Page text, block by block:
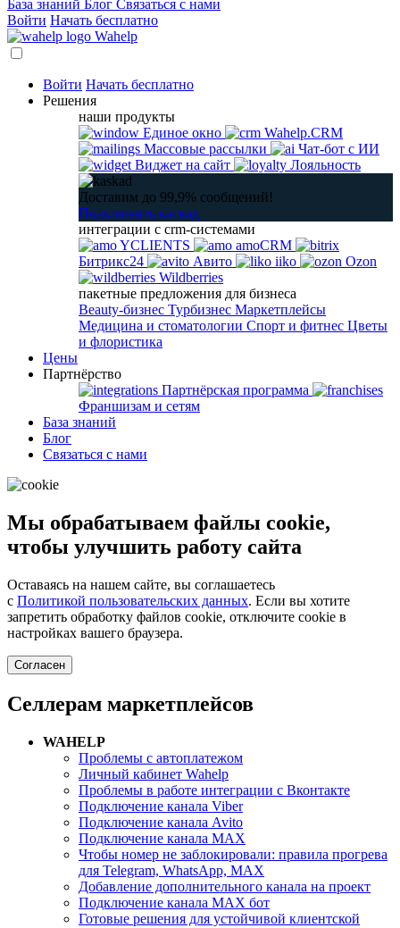
База знаний Блог Связаться с нами
Войти Начать бесплатно
Wahelp
Войти Начать бесплатно
Решения
наши продукты
Единое окно
Wahelp.CRM
Массовые рассылки
Чат-бот с ИИ
Виджет на сайт
Лояльность
Доставим до 99,9% сообщений!
Подключить каскад
интеграции с crm-системами
YCLIENTS
amoCRM
Битрикс24
Авито iiko
Ozon
Wildberries
пакетные предложения для бизнеса
Beauty-бизнес Турбизнес Маркетплейсы
Медицина и стоматологии Спорт и фитнес Цветы
и флористика
Цены
Партнёрство
Партнёрская программа
Франшизам и сетям
База знаний
Блог
Связаться с нами
Мы обрабатываем файлы cookie,
чтобы улучшить работу сайта
Оставаясь на нашем сайте, вы соглашаетесь
с Политикой пользовательских данных. Если вы хотите
запретить обработку файлов cookie, отключите cookie в
настройках вашего браузера.
Согласен
Селлерам маркетплейсов
WAHELP
Проблемы с автоплатежом
Личный кабинет Wahelp
Проблемы в работе интеграции с Вконтакте
Подключение канала Viber
Подключение канала Avito
Подключение канала MAX
Чтобы номер не заблокировали: правила прогрева
для Telegram, WhatsApp, MAX
Добавление дополнительного канала на проект
Подключение канала MAX бот
Готовые решения для устойчивой клиентской